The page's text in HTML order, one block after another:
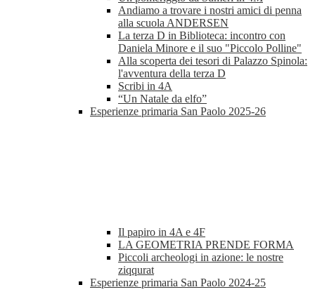
Andiamo a trovare i nostri amici di penna
alla scuola ANDERSEN
La terza D in Biblioteca: incontro con
Daniela Minore e il suo "Piccolo Polline"
Alla scoperta dei tesori di Palazzo Spinola:
l'avventura della terza D
Scribi in 4A
“Un Natale da elfo”
Esperienze primaria San Paolo 2025-26
Il papiro in 4A e 4F
LA GEOMETRIA PRENDE FORMA
Piccoli archeologi in azione: le nostre
ziqqurat
Esperienze primaria San Paolo 2024-25